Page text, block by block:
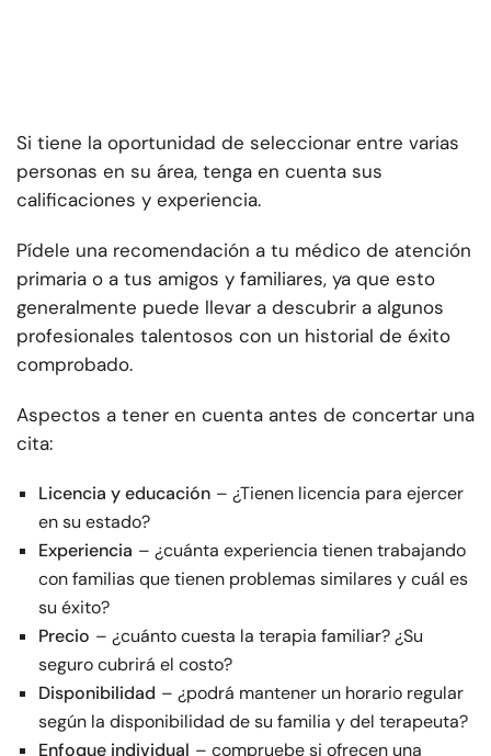
Si tiene la oportunidad de seleccionar entre varias
personas en su área, tenga en cuenta sus
calificaciones y experiencia.
Pídele una recomendación a tu médico de atención
primaria o a tus amigos y familiares, ya que esto
generalmente puede llevar a descubrir a algunos
profesionales talentosos con un historial de éxito
comprobado.
Aspectos a tener en cuenta antes de concertar una
cita:
Licencia y educación – ¿Tienen licencia para ejercer
en su estado?
Experiencia – ¿cuánta experiencia tienen trabajando
con familias que tienen problemas similares y cuál es
su éxito?
Precio – ¿cuánto cuesta la terapia familiar? ¿Su
seguro cubrirá el costo?
Disponibilidad – ¿podrá mantener un horario regular
según la disponibilidad de su familia y del terapeuta?
Enfoque individual – compruebe si ofrecen una